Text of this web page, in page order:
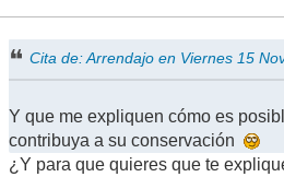
Cita de: Arrendajo en Viernes 15
Y que me expliquen cómo es
contribuya a su conservación
¿Y para que quieres que te